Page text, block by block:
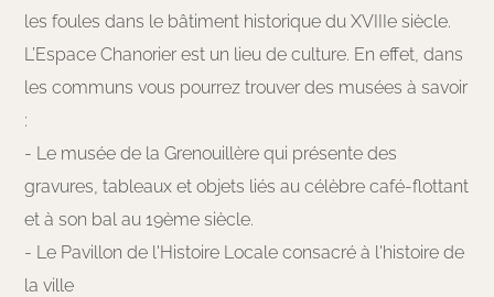
les foules dans le bâtiment historique du XVIIIe siècle.
L’Espace Chanorier est un lieu de culture. En effet, dans
les communs vous pourrez trouver des musées à savoir
:
- Le musée de la Grenouillère qui présente des
gravures, tableaux et objets liés au célèbre café-flottant
et à son bal au 19ème siècle.
- Le Pavillon de l'Histoire Locale consacré à l'histoire de
la ville